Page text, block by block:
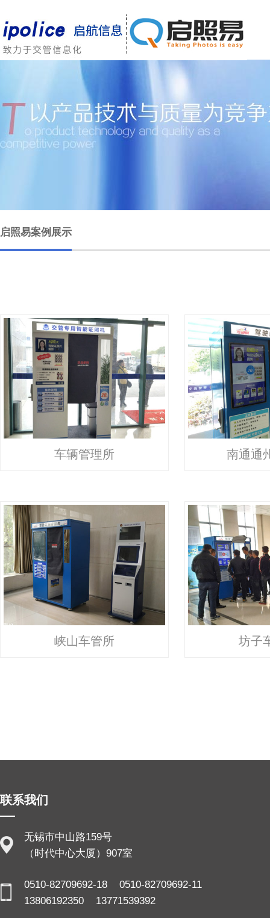
启照易案例展示
车辆管理所 南通通
峡山车管所 坊子
联系我们
无锡市中山路159号
（时代中心大厦）907室
0510-82709692-18 0510-82709692-11
13806192350 13771539392